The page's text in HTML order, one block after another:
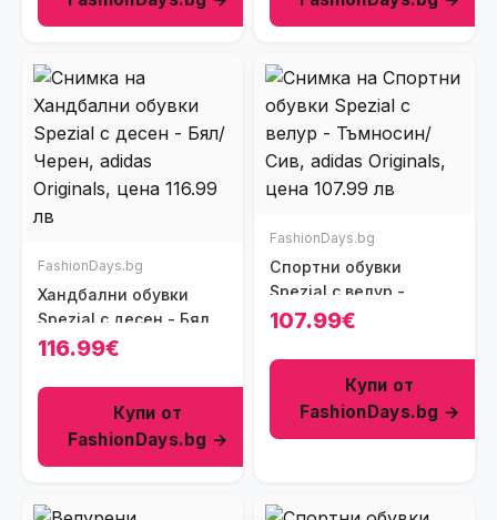
FashionDays.bg
Хандбални обувки
Spezial с десен - Бял/
Черен
116.99€
Купи от
FashionDays.bg →
FashionDays.bg
Спортни обувки
Spezial с велур -
Тъмносин/Сив
107.99€
Купи от
FashionDays.bg →